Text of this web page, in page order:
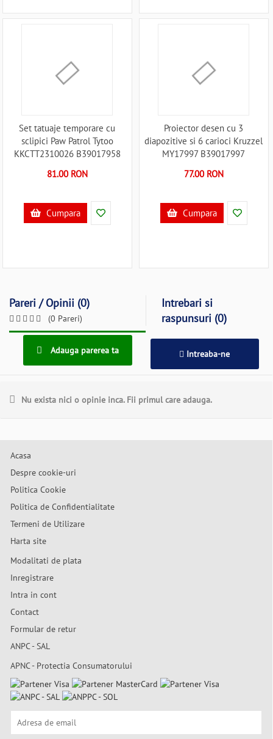
Set tatuaje temporare cu
sclipici Paw Patrol Tytoo
KKCTT2310026 B39017958
81.00 RON
Cumpara
Proiector desen cu 3
diapozitive si 6 carioci Kruzzel
MY17997 B39017997
77.00 RON
Cumpara
Pareri / Opinii (0)
(0 Pareri)
Intrebari si
raspunsuri (0)
Adauga parerea ta Intreaba-ne
Nu exista nici o opinie inca. Fii primul care adauga.
Acasa
Despre cookie-uri
Politica Cookie
Politica de Confidentialitate
Termeni de Utilizare
Harta site
Modalitati de plata
Inregistrare
Intra in cont
Contact
Formular de retur
ANPC - SAL
APNC - Protectia Consumatorului